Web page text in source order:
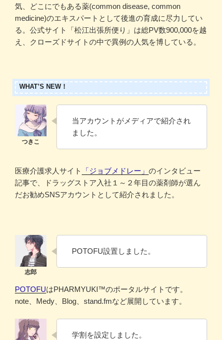
気、どこにでもある薬(common disease, common
medicine)のエキスパートとして後進の育成に尽力してい
る。公式サイト「松江出張所便り」は総PV数900,000を越
え、クローズドサイトの中で異例の人気を博している。
WHAT’S NEW！
当アカウントがメディアで紹介され
ました。
医療介護求人サイト 「ジョブメドレー」 のインタビュー
記事で、ドラッグストア入社１～２年目の薬剤師が選ん
だお勧めSNSアカウントとして紹介されました。
POTOFU設置しました。
POTOFUはPHARMYUKI™のポータルサイトです。
note、Medy、Blog、stand.fmなど展開しています。
学割を設定しました。